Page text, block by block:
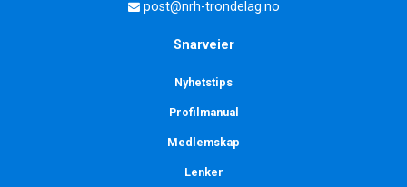
post@nrh-trondelag.no
Snarveier
Nyhetstips
Profilmanual
Medlemskap
Lenker